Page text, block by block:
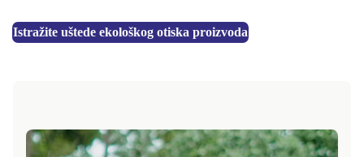
Istražite uštede ekološkog otiska proizvoda